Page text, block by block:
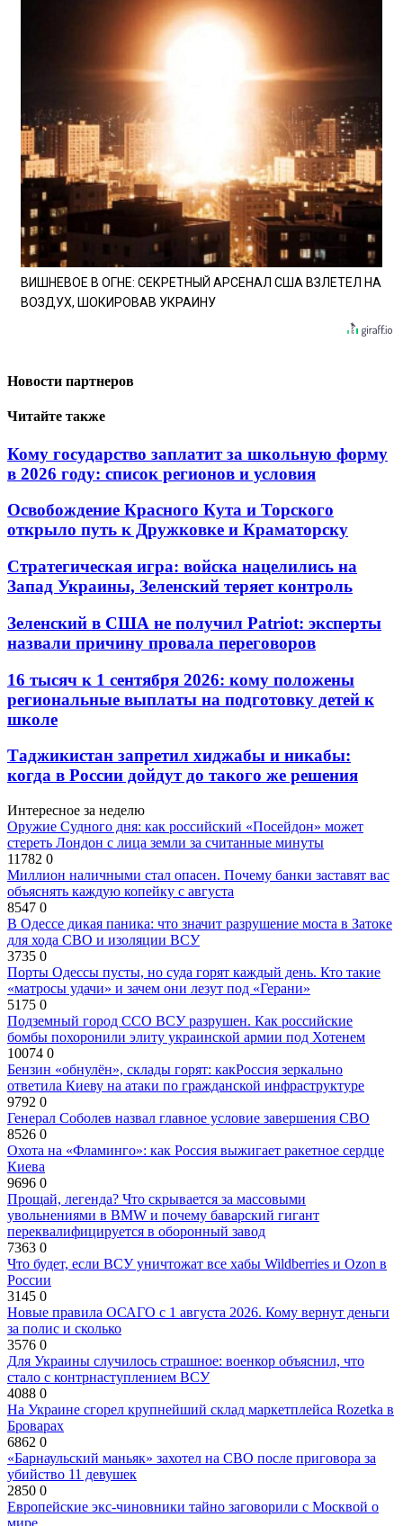
ВИШНЕВОЕ В ОГНЕ: СЕКРЕТНЫЙ АРСЕНАЛ США ВЗЛЕТЕЛ НА
ВОЗДУХ, ШОКИРОВАВ УКРАИНУ
Новости партнеров
Читайте также
Кому государство заплатит за школьную форму
в 2026 году: список регионов и условия
Освобождение Красного Кута и Торского
открыло путь к Дружковке и Краматорску
Стратегическая игра: войска нацелились на
Запад Украины, Зеленский теряет контроль
Зеленский в США не получил Patriot: эксперты
назвали причину провала переговоров
16 тысяч к 1 сентября 2026: кому положены
региональные выплаты на подготовку детей к
школе
Таджикистан запретил хиджабы и никабы:
когда в России дойдут до такого же решения
Интересное за неделю
Оружие Судного дня: как российский «Посейдон» может
стереть Лондон с лица земли за считанные минуты
11782 0
Миллион наличными стал опасен. Почему банки заставят вас
объяснять каждую копейку с августа
8547 0
В Одессе дикая паника: что значит разрушение моста в Затоке
для хода СВО и изоляции ВСУ
3735 0
Порты Одессы пусты, но суда горят каждый день. Кто такие
«матросы удачи» и зачем они лезут под «Герани»
5175 0
Подземный город ССО ВСУ разрушен. Как российские
бомбы похоронили элиту украинской армии под Хотенем
10074 0
Бензин «обнулён», склады горят: какРоссия зеркально
ответила Киеву на атаки по гражданской инфраструктуре
9792 0
Генерал Соболев назвал главное условие завершения СВО
8526 0
Охота на «Фламинго»: как Россия выжигает ракетное сердце
Киева
9696 0
Прощай, легенда? Что скрывается за массовыми
увольнениями в BMW и почему баварский гигант
переквалифицируется в оборонный завод
7363 0
Что будет, если ВСУ уничтожат все хабы Wildberries и Ozon в
России
3145 0
Новые правила ОСАГО с 1 августа 2026. Кому вернут деньги
за полис и сколько
3576 0
Для Украины случилось страшное: военкор объяснил, что
стало с контрнаступлением ВСУ
4088 0
На Украине сгорел крупнейший склад маркетплейса Rozetka в
Броварах
6862 0
«Барнаульский маньяк» захотел на СВО после приговора за
убийство 11 девушек
2850 0
Европейские экс-чиновники тайно заговорили с Москвой о
мире